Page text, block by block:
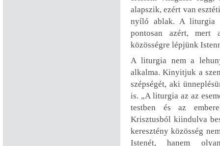
alapszik, ezért van
nyíló ablak. A liturgia
pontosan azért, mert
közösségre lépjünk
A liturgia nem a
alkalma. Kinyitjuk a
szépségét, aki
is. „A liturgia az az
testben és az
Krisztusból kiindulva
keresztény közösség
Istenét, hanem